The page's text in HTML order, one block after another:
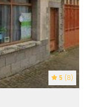
5 (8)